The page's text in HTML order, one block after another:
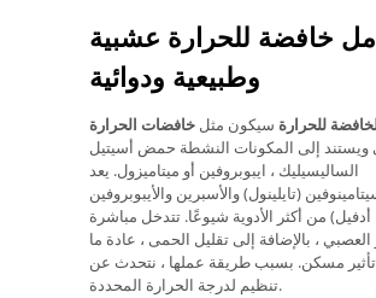
خافضة للحرارة عشبية
وطبيعية ودوائية
للحرارة سيكون مثل خافضات الحرارة
ويستند إلى المكونات النشطة حمض أسيتيل
الساليسيليك ، ايبوبروفين أو ميتاميزول. يعد
(تايلينول) والأسبرين والأيبوبروفين
من أكثر الأدوية شيوعًا. تتدخل مباشرة
، بالإضافة إلى تقليل الحمى ، عادة ما
تأثير مسكن. بسبب طريقة عملها ، نتحدث عن
تنظيم لدرجة الحرارة المحددة.